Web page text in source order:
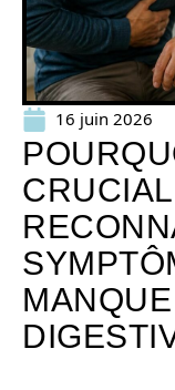
16 juin 2026